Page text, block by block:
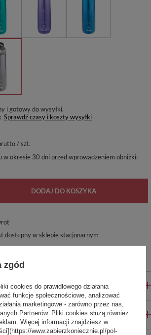
i gotowy do wysyłki
Sprawdź czasy i koszty wysyłki
/szt.
w okresie 30 dni przed wprowadzeniem obniżki:
DODAJ DO KOSZYKA
dostępny w sklepie stacjonarnym
zgód
cookies do prawidłowego działania
funkcje społecznościowe, analizować
marketingowe - zarówno przez nas,
Partnerów. Pliki cookies służą również
Więcej informacji znajdziesz w
www.zabierzkoniecznie.pl/pol-